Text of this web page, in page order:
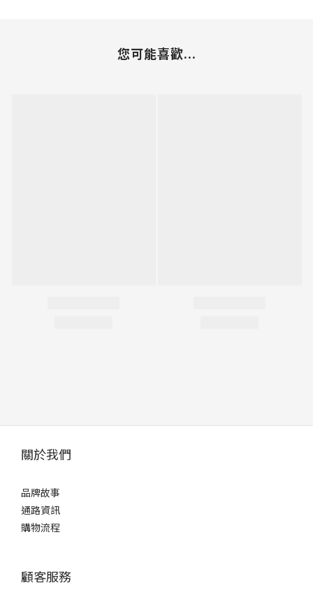
您可能喜歡...
關於我們
品牌故事
通路資訊
購物流程
顧客服務